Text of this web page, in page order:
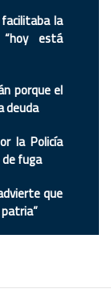
la
“hoy está
porque el
deuda
la Policía
fuga
que